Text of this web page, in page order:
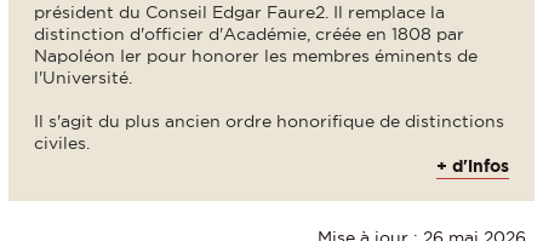
président du Conseil Edgar Faure2. Il remplace la
distinction d'officier d'Académie, créée en 1808 par
Napoléon Ier pour honorer les membres éminents de
l'Université.
Il s'agit du plus ancien ordre honorifique de distinctions
civiles.
+ d'infos